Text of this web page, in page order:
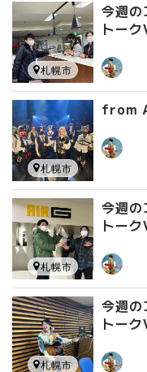
今週
トーク
札幌市
from
札幌市
今週
トーク
札幌市
今週
トーク
札幌市